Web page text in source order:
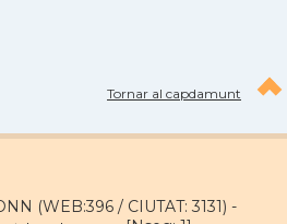
Tornar al capdamunt
(WEB:396 / CIUTAT: 3131) -